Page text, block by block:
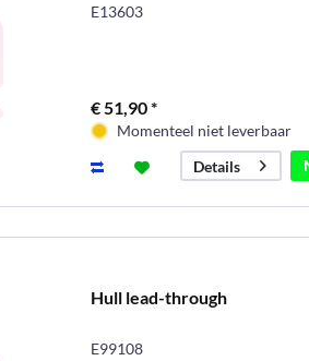
E13603
€ 51,90 *
Momenteel niet leverbaar
Details
Hull lead-through
E99108